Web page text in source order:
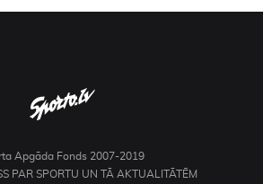
Apgāda Fonds 2007-2019
PAR SPORTU UN TĀ AKTUALITĀTĒM